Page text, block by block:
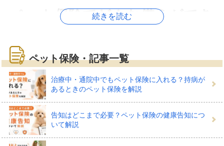
ペット保険でどんな備えができ
人間と違い、ペットには公的保険制度がありません。も
しもわが子が病気・ケガをしたら、動物病院での治療費
は全額が自己負担になります。そこでペット保険では、
犬やネコなどのペットがけがをしたとき、病気にかかっ
たときの治療費の負担に備えられます。
続きを読む
ペット保険・記事一覧
治療中・通院中でもペット保険に入れる？持病が
あるときのペット保険を解説
告知はどこまで必要？ペット保険の健康告知につ
いて解説